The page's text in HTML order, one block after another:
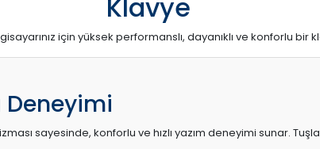
Klavye
için yüksek performanslı, dayanıklı ve konforlu bir
Deneyimi
sayesinde, konforlu ve hızlı yazım deneyimi sunar.